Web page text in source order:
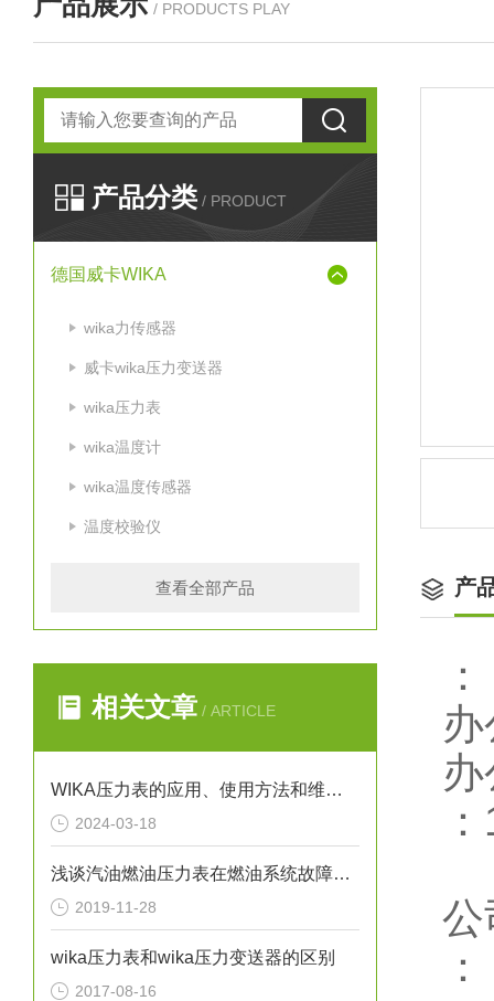
/ PRODUCTS PLAY
产品分类 / PRODUCT
德国威卡WIKA
wika力传感器
威卡wika压力变送器
wika压力表
wika温度计
wika温度传感器
温度校验仪
查看全部产品
相关文章 / ARTICLE
WIKA压力表的应用、使用方法和维护要点解析
2024-03-18
浅谈汽油燃油压力表在燃油系统故障排除中的应用
2019-11-28
wika压力表和wika压力变送器的区别
2017-08-16
产
：
公